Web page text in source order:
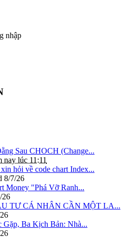
nhập
Sau CHOCH (Change...
nay lúc 11:11
hỏi về code chart Index...
8/7/26
Money "Phá Vỡ Ranh...
26
TƯ CÁ NHÂN CẦN MỘT LA...
Gặp, Ba Kịch Bản: Nhà...